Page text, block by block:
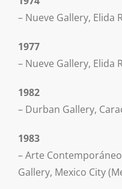
– Nueve Gallery, Elida
1977
– Nueve Gallery, Elida
1982
– Durban Gallery,
1983
– Arte
Gallery, Mexico City